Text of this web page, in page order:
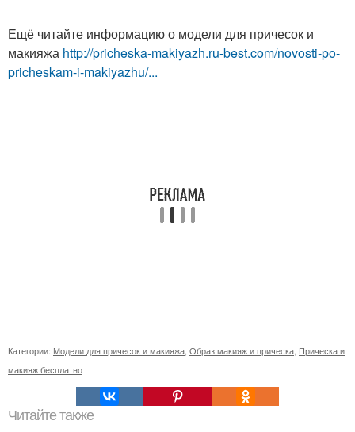
Ещё читайте информацию о модели для причесок и
макияжа http://pricheska-makiyazh.ru-best.com/novosti-po-
pricheskam-i-makiyazhu/...
Категории: Модели для причесок и макияжа Образ макияж и прическа Прическа и
макияж бесплатно
Читайте также